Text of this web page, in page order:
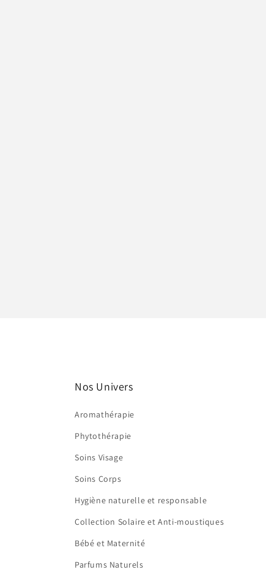
Nos Univers
Aromathérapie
Phytothérapie
Soins Visage
Soins Corps
Hygiène naturelle et responsable
Collection Solaire et Anti-moustiques
Bébé et Maternité
Parfums Naturels